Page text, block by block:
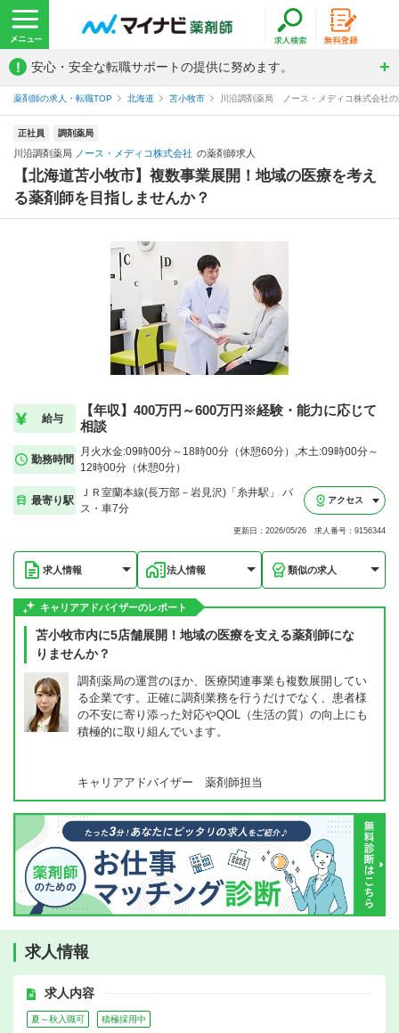
! 安心・安全な転職サポートの提供に努めます。
薬剤師の求人・転職TOP 北海道 苫小牧市 川沿調剤薬局 ノース・メディコ株式会社
正社員 調剤薬局
川沿調剤薬局 ノース・メディコ株式会社 の薬剤師求人
【北海道苫小牧市】複数事業展開！地域の医療を考え
る薬剤師を目指しませんか？
給与
【年収】400万円～600万円※経験・能力に応じて
相談
勤務時間
月火水金:09時00分～18時00分（休憩60分）,木土:09時00分～
12時00分（休憩0分）
最寄り駅
ＪＲ室蘭本線(長万部－岩見沢)「糸井駅」 バ
ス・車7分
アクセス
更新日：2026/05/26 求人番号：9156344
求人情報 法人情報 類似の求人
キャリアアドバイザーのレポート
苫小牧市内に5店舗展開！地域の医療を支える薬剤師にな
りませんか？
調剤薬局の運営のほか、医療関連事業も複数展開してい
る企業です。正確に調剤業務を行うだけでなく、患者様
の不安に寄り添った対応やQOL（生活の質）の向上にも
積極的に取り組んでいます。
キャリアアドバイザー 薬剤師担当
求人情報
求人内容
夏～秋入職可 積極採用中